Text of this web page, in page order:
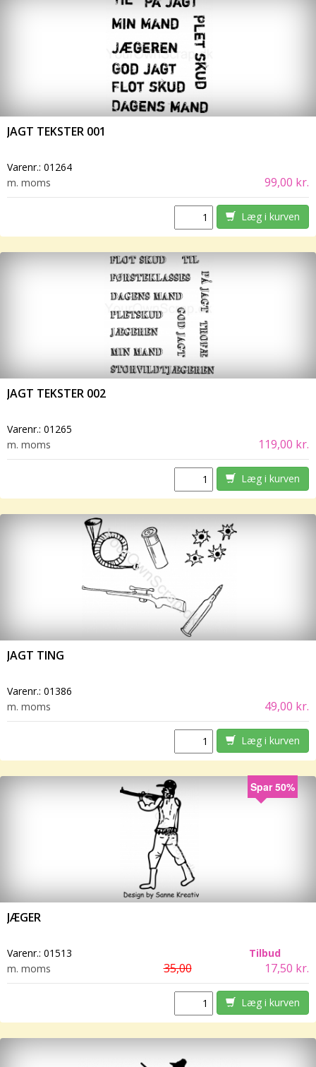
JAGT TEKSTER 001
Varenr.: 01264
m. moms
99,00 kr.
Læg i kurven
JAGT TEKSTER 002
Varenr.: 01265
m. moms
119,00 kr.
Læg i kurven
JAGT TING
Varenr.: 01386
m. moms
49,00 kr.
Læg i kurven
Spar 50%
JÆGER
Varenr.: 01513
Tilbud
m. moms
35,00 17,50 kr.
Læg i kurven